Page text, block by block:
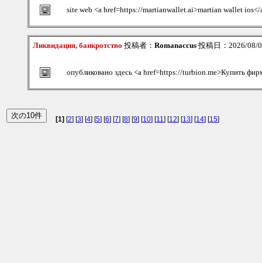
site web <a href=https://martianwallet.ai>martian wallet ios</
Ликвидация, банкротство 投稿者： Romanaccus 投稿日：2026/08/
опубликовано здесь <a href=https://turbion.me>Купить
[1] [2] [3] [4] [5] [6] [7] [8] [9] [10] [11] [12] [13] [14] [15]